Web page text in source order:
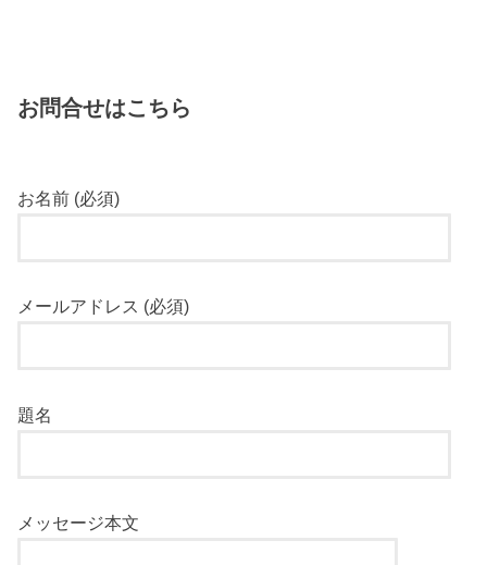
お問合せはこちら
お名前 (必須)
メールアドレス (必須)
題名
メッセージ本文